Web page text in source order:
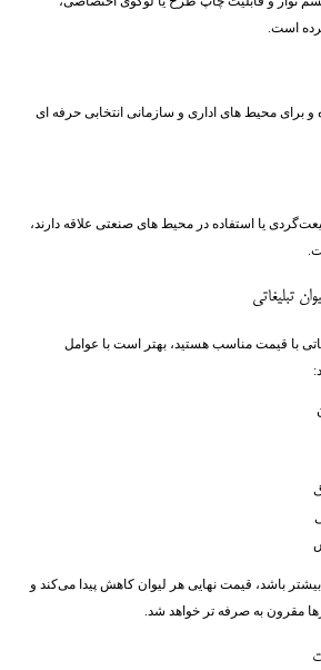
است.
و برای محیط ‌های اداری و سازمانی انتخابی حرفه ‌ای
یا استفاده در محیط‌ های صنعتی علاقه دارند،
تبلیغاتی
با قیمت مناسب هستید، بهتر است با عوامل
باشد، قیمت نهایی هر لیوان کاهش پیدا می‌کند و
مقرون ‌به‌ صرفه ‌تر خواهد شد.